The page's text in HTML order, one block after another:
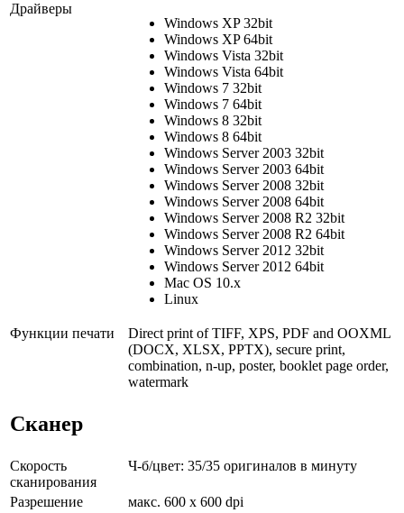
Драйверы
Windows XP 32bit
Windows XP 64bit
Windows Vista 32bit
Windows Vista 64bit
Windows 7 32bit
Windows 7 64bit
Windows 8 32bit
Windows 8 64bit
Windows Server 2003 32bit
Windows Server 2003 64bit
Windows Server 2008 32bit
Windows Server 2008 64bit
Windows Server 2008 R2 32bit
Windows Server 2008 R2 64bit
Windows Server 2012 32bit
Windows Server 2012 64bit
Mac OS 10.x
Linux
Функции печати
Direct print of TIFF, XPS, PDF and OOXML
(DOCX, XLSX, PPTX), secure print,
combination, n-up, poster, booklet page order,
watermark
Сканер
Скорость
сканирования
Ч-б/цвет: 35/35 оригиналов в минуту
Разрешение
макс. 600 x 600 dpi